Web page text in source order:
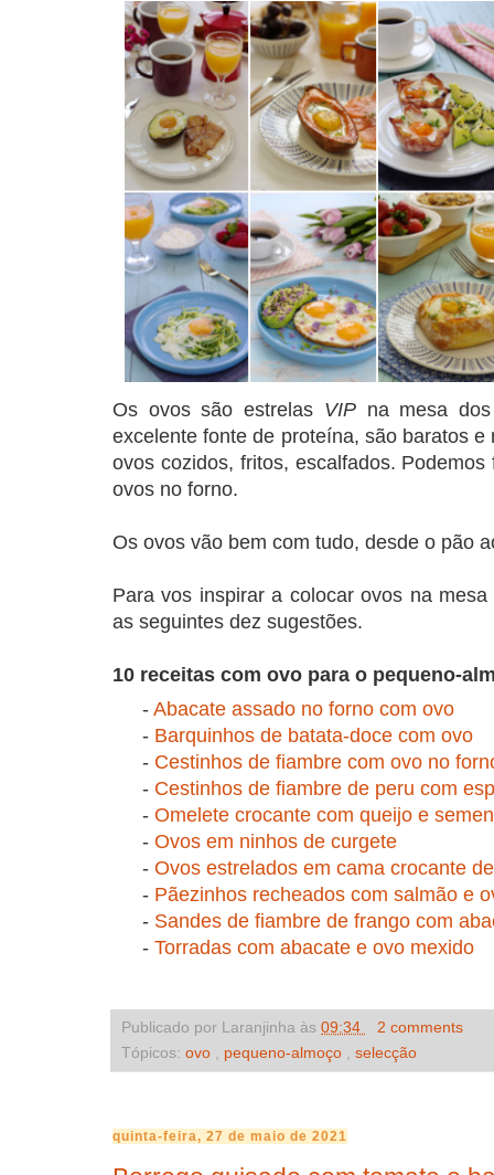
Os ovos são estrelas VIPna mesa dos
excelente fonte de proteína, são baratos
ovos cozidos, fritos, escalfados.
ovos no forno.
Os ovos vão bem com tudo, desde o pão
Para vos inspirar a colocar ovos na
as seguintes dez sugestões.
10 receitas com ovo para o pequeno-
- Abacate assado no forno com ovo
- Barquinhos de batata-doce com ovo
- Cestinhos de fiambre com ovo no
- Cestinhos de fiambre de peru com
- Omelete crocante com queijo e
- Ovos em ninhos de curgete
- Ovos estrelados em cama crocante
- Pãezinhos recheados com salmão e
- Sandes de fiambre de frango com
- Torradas com abacate e ovo mexido
Publicado por Laranjinha às 09:34
2 comments
Tópicos: ovo pequeno-almoço selecção
quinta-feira, 27 de maio de 2021